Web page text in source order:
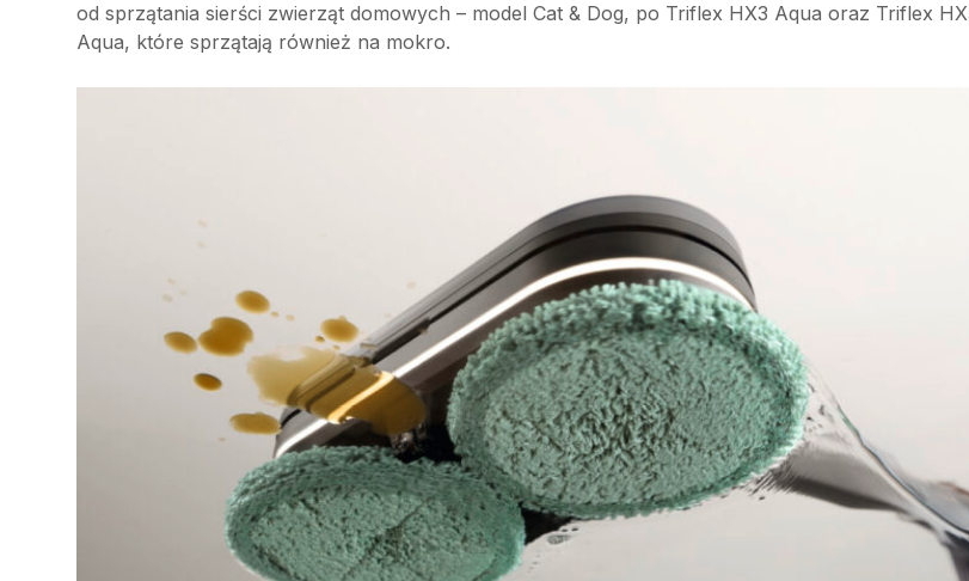
od sprzątania sierści zwierząt domowych – model Cat & Dog, po Triflex HX3 Aqua oraz Triflex
Aqua, które sprzątają również na mokro.